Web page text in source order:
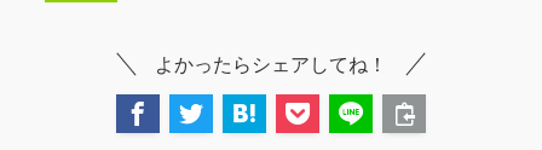
よかったらシェアしてね！